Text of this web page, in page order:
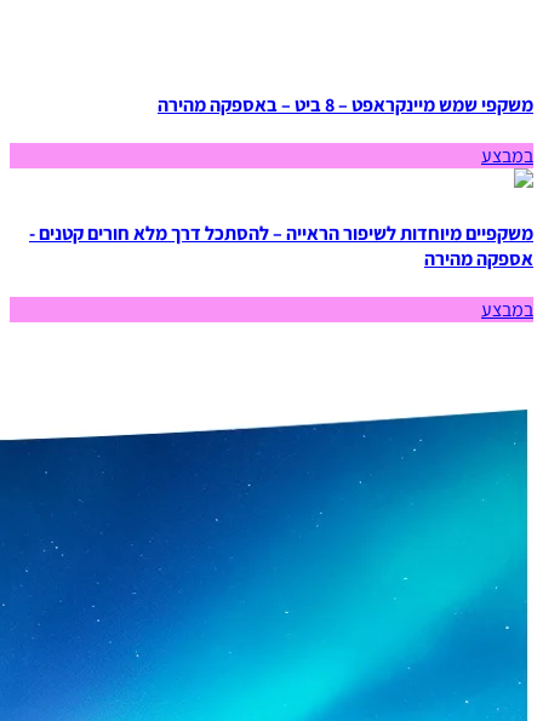
משקפי שמש מיינקראפט – 8 ביט – באספקה מהירה
במבצע
משקפיים מיוחדות לשיפור הראייה – להסתכל דרך מלא חורים קטנים -
אספקה מהירה
במבצע